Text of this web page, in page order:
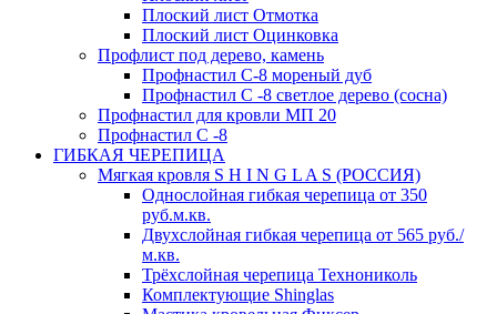
Плоский лист Отмотка
Плоский лист Оцинковка
Профлист под дерево, камень
Профнастил С-8 мореный дуб
Профнастил С -8 светлое дерево (сосна)
Профнастил для кровли МП 20
Профнастил С -8
ГИБКАЯ ЧЕРЕПИЦА
Мягкая кровля S H I N G L A S (РОССИЯ)
Однослойная гибкая черепица от 350
руб.м.кв.
Двухслойная гибкая черепица от 565 руб./
м.кв.
Трёхслойная черепица Технониколь
Комплектующие Shinglas